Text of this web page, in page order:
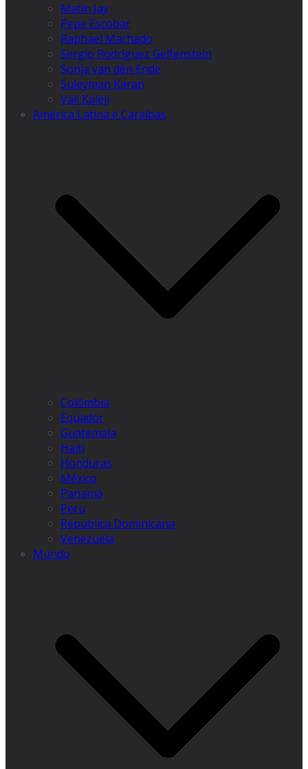
Matin Jay
Pepe Escobar
Raphael Machado
Sergio Rodríguez Gelfenstein
Sonja van den Ende
Suleyman Karan
Vali Kaleji
América Latina e Caraíbas
Colômbia
Equador
Guatemala
Haiti
Honduras
México
Panamá
Peru
Républica Dominicana
Venezuela
Mundo